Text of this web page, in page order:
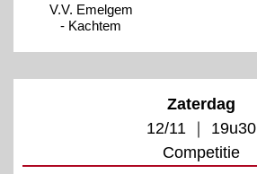
V.V. Emelgem
- Kachtem
Zaterdag
12/11 ｜ 19u30
Competitie